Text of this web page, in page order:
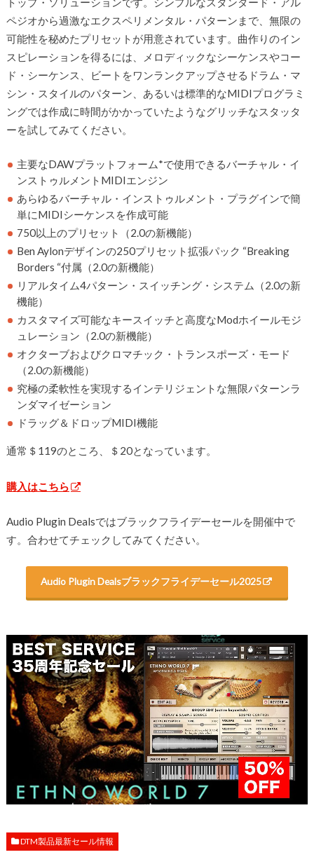
ペジオから過激なエクスペリメンタル・パターンまで、無限の
可能性を秘めたプリセットが用意されています。曲作りのイン
スピレーションを得るには、メロディックなシーケンスやコー
ド・シーケンス、ビートをワンランクアップさせるドラム・マ
シン・スタイルのパターン、あるいは標準的なMIDIプログラミ
ングでは作成に時間がかかっていたようなグリッチなスタッタ
ーを試してみてください。
主要なDAWプラットフォーム*で使用できるバーチャル・イ
ンストゥルメントMIDIエンジン
あらゆるバーチャル・インストゥルメント・プラグインで簡
単にMIDIシーケンスを作成可能
750以上のプリセット（2.0の新機能）
Ben Aylonデザインの250プリセット拡張パック “Breaking
Borders “付属（2.0の新機能）
リアルタイム4パターン・スイッチング・システム（2.0の新
機能）
カスタマイズ可能なキースイッチと高度なModホイールモジ
ュレーション（2.0の新機能）
オクターブおよびクロマチック・トランスポーズ・モード
（2.0の新機能）
究極の柔軟性を実現するインテリジェントな無限パターンラ
ンダマイゼーション
ドラッグ＆ドロップMIDI機能
通常＄119のところ、＄20となっています。
購入はこちら
Audio Plugin Dealsではブラックフライデーセールを開催中で
す。合わせてチェックしてみてください。
Audio Plugin Dealsブラックフライデーセール2025
DTM製品最新セール情報